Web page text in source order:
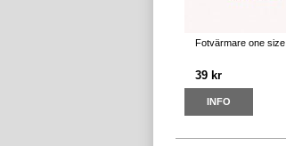
Fotvärmare one size
39 kr
INFO